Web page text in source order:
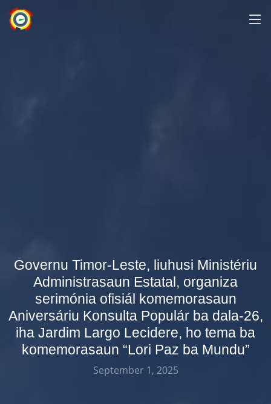
Governu Timor-Leste, liuhusi Ministériu
Administrasaun Estatal, organiza
serimónia ofisiál komemorasaun
Aniversáriu Konsulta Populár ba dala-26,
iha Jardim Largo Lecidere, ho tema ba
komemorasaun “Lori Paz ba Mundu”
September 1, 2025